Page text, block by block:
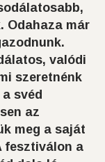
Odahaza már
valódi
szeretnénk
svéd
az
meg a saját
fesztiválon a